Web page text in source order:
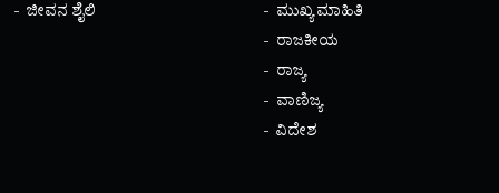
ಜೀವನ ಶೈಲಿ
ಮುಖ್ಯ ಮಾಹಿತಿ
ರಾಜಕೀಯ
ರಾಜ್ಯ
ವಾಣಿಜ್ಯ
ವಿದೇಶ